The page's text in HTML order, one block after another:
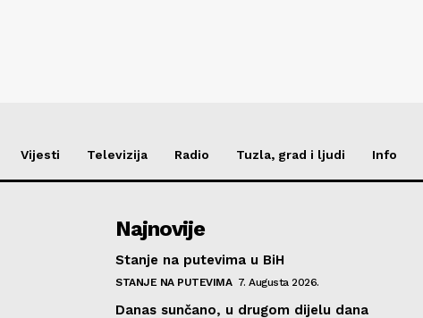
Vijesti Televizija Radio Tuzla, grad i ljudi Info
Najnovije
Stanje na putevima u BiH
STANJE NA PUTEVIMA 7. Augusta 2026.
Danas sunčano, u drugom dijelu dana